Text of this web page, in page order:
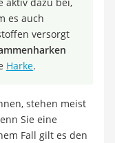
es auch
versorgt
Harke.
stehen meist
Sie eine
Fall gilt es den